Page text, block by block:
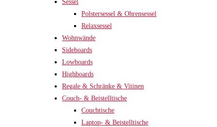
Sessel
Polstersessel & Ohrensessel
Relaxsessel
Wohnwände
Sideboards
Lowboards
Highboards
Regale & Schränke & Vitinen
Couch- & Beistelltische
Couchtische
Laptop- & Beistelltische